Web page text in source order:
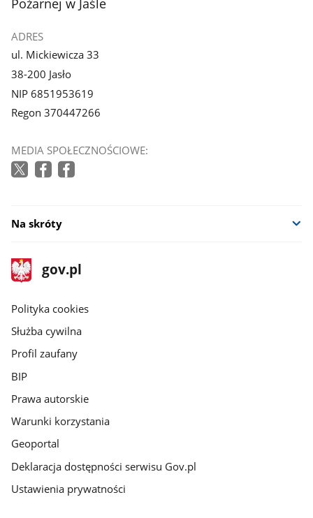
ADRES
ul. Mickiewicza 33
38-200 Jasło
NIP 6851953619
Regon 370447266
MEDIA SPOŁECZNOŚCIOWE:
Na skróty
stopka
gov.pl
Strona
gov.pl
gov.pl
Polityka cookies
Służba cywilna
Profil zaufany
BIP
Prawa autorskie
Warunki korzystania
Geoportal
Deklaracja dostępności serwisu Gov.pl
Ustawienia prywatności